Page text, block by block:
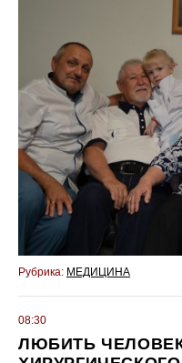
Рубрика: МЕДИЦИНА
08:30
ЛЮБИТЬ